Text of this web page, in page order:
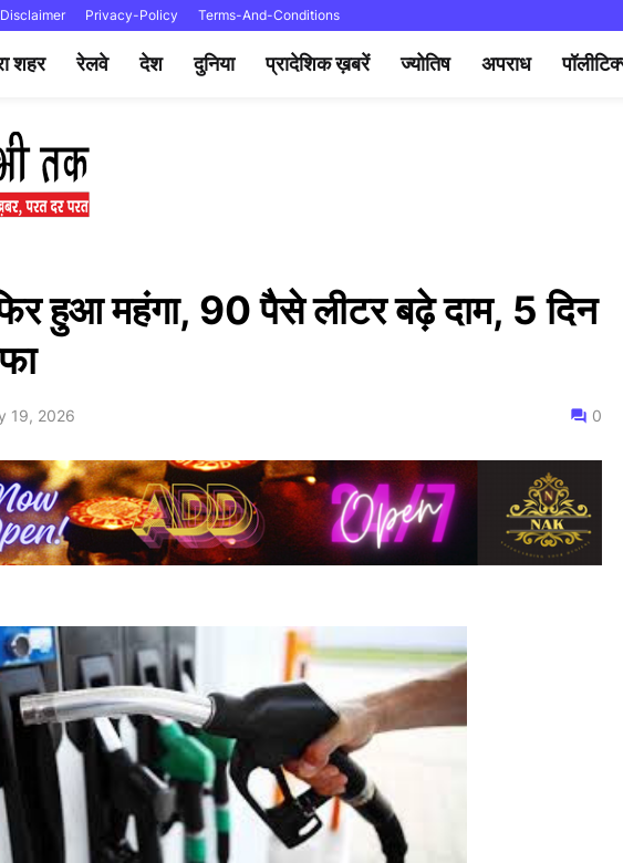
Disclaimer Privacy-Policy Terms-And-Conditions
शहर रेलवे देश दुनिया प्रादेशिक ख़बरें ज्योतिष अपराध
हुआ महंगा, 90 पैसे लीटर बढ़े दाम, 5 दिन
19, 2026 0